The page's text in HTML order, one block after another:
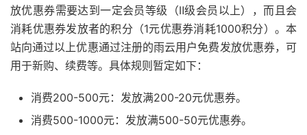
放优惠券需要达到一定会员等级（Ⅱ级会员以上），而且会
消耗优惠券发放者的积分（1元优惠券消耗1000积分）。本
站向通过以上优惠通过注册的雨云用户免费发放优惠券，可
用于新购、续费等。具体规则暂定如下：
消费200-500元：发放满200-20元优惠券。
消费500-1000元：发放满500-50元优惠券。